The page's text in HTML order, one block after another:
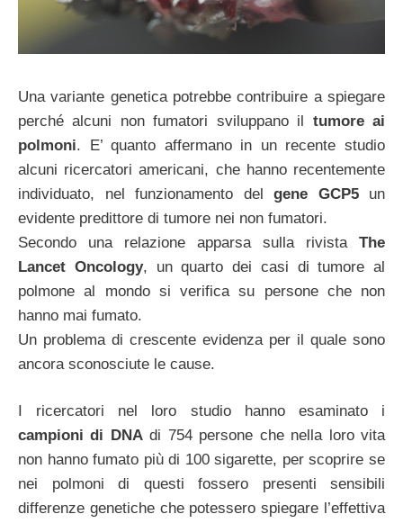
Una variante genetica potrebbe contribuire a spiegare
perché alcuni non fumatori sviluppano il tumore ai
polmoni. E’ quanto affermano in un recente studio
alcuni ricercatori americani, che hanno recentemente
individuato, nel funzionamento del gene GCP5un
evidente predittore di tumore nei non fumatori.
Secondo una relazione apparsa sulla rivista The
Lancet Oncology, un quarto dei casi di tumore al
polmone al mondo si verifica su persone che non
hanno mai fumato.
Un problema di crescente evidenza per il quale sono
ancora sconosciute le cause.
I ricercatori nel loro studio hanno esaminato i
campioni di DNAdi 754 persone che nella loro vita
non hanno fumato più di 100 sigarette, per scoprire se
nei polmoni di questi fossero presenti sensibili
differenze genetiche che potessero spiegare l’effettiva